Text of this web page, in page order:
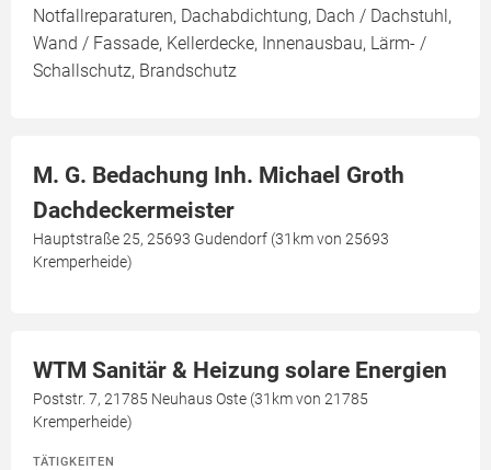
Notfallreparaturen, Dachabdichtung, Dach / Dachstuhl,
Wand / Fassade, Kellerdecke, Innenausbau, Lärm- /
Schallschutz, Brandschutz
M. G. Bedachung Inh. Michael Groth
Dachdeckermeister
Hauptstraße 25, 25693 Gudendorf (31km von 25693
Kremperheide)
WTM Sanitär & Heizung solare Energien
Poststr. 7, 21785 Neuhaus Oste (31km von 21785
Kremperheide)
TÄTIGKEITEN